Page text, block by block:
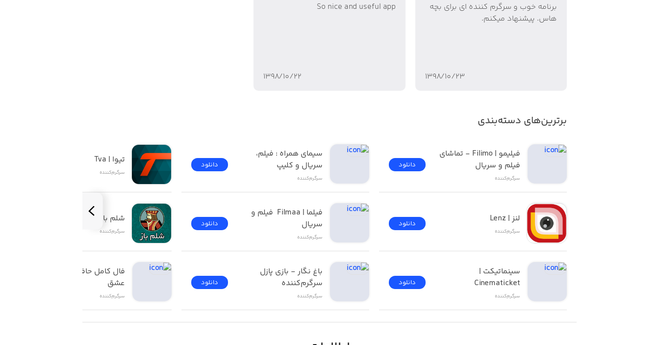
_لالایی
_کارتون
برنامه خوب و سرگرم كننده اي براي بچه
هاس. پيشنهاد ميكنم.
۱۳۹۸/۱۰/۲۳
So nice and useful app
۱۳۹۸/۱۰/۲۲
برترین‌های دسته‌بندی
فیلم و سریال
سرگرم‌کننده
دانلود
لنز | Lenz
سرگرم‌کننده
دانلود
Cinematicket
سرگرم‌کننده
دانلود
سریال و کلیپ
سرگرم‌کننده
دانلود
سریال
سرگرم‌کننده
دانلود
سرگرم‌کننده
سرگرم‌کننده
دانلود
تیوا | Tva
سرگرم‌کننده
شلم باز | ShelemBaz
سرگرم‌کننده
عشق
سرگرم‌کننده